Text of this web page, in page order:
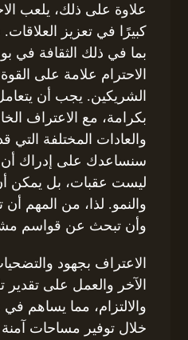
علاوة على ذلك، يلعب
كبيرًا في تعزيز
بما في ذلك الثقافة في
الاحترام علامة على القوة
الشريكين. يجب أن
بكرامة، مع الاعتراف
والعادات المختلفة
سنساعدك على إدراك أن
ليست عقبات، بل يمكن
والنمو. لذا، من المهم
وأن تبحث عن قواسم
الاعتراف بجهود
الآخر والعمل على تقدير
والالتزام، مما يساهم
خلال توفير مساحات آمنة